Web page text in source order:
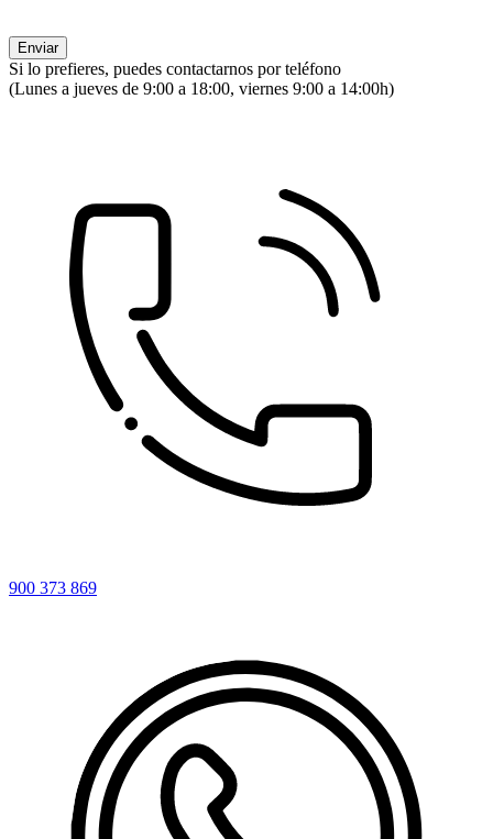
Si lo prefieres, puedes contactarnos por teléfono
(Lunes a jueves de 9:00 a 18:00, viernes 9:00 a 14:00h)
900 373 869